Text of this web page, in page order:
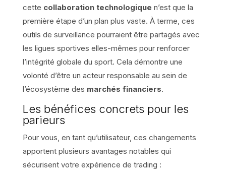
cette collaboration technologique n’est que la
première étape d’un plan plus vaste. À terme, ces
outils de surveillance pourraient être partagés avec
les ligues sportives elles-mêmes pour renforcer
l’intégrité globale du sport. Cela démontre une
volonté d’être un acteur responsable au sein de
l’écosystème des marchés financiers.
Les bénéfices concrets pour les
parieurs
Pour vous, en tant qu’utilisateur, ces changements
apportent plusieurs avantages notables qui
sécurisent votre expérience de trading :